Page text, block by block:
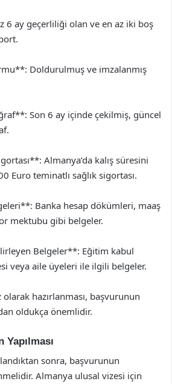
6 ay geçerliliği olan ve en az iki boş
Doldurulmuş ve imzalanmış
Son 6 ay içinde çekilmiş, güncel
Almanya’da kalış süresini
Euro teminatlı sağlık sigortası.
Banka hesap dökümleri, maaş
mektubu gibi belgeler.
Belgeler**: Eğitim kabul
veya aile üyeleri ile ilgili belgeler.
hazırlanması, başvurunun
oldukça önemlidir.
sonra, başvurunun
Almanya ulusal vizesi için